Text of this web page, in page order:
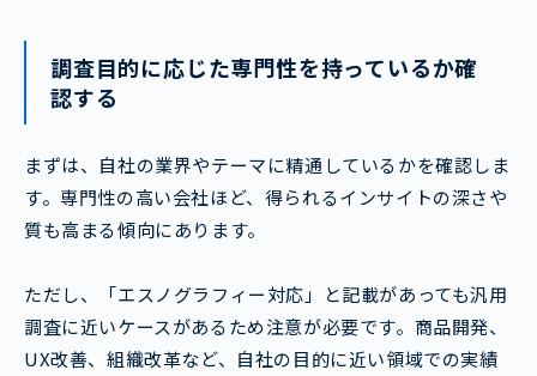
調査目的に応じた専門性を持っているか確
認する
まずは、自社の業界やテーマに精通しているかを確認しま
す。専門性の高い会社ほど、得られるインサイトの深さや
質も高まる傾向にあります。
ただし、「エスノグラフィー対応」と記載があっても汎用
調査に近いケースがあるため注意が必要です。商品開発、
UX改善、組織改革など、自社の目的に近い領域での実績